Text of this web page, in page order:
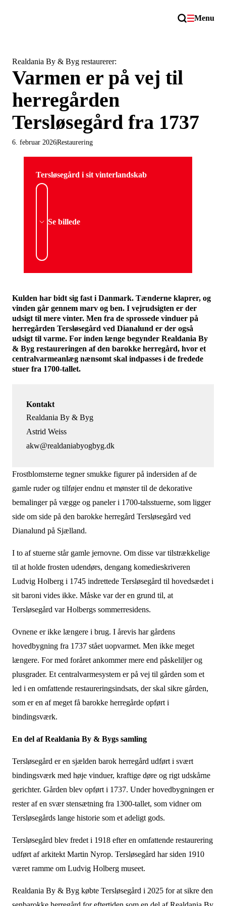
Menu
Realdania By & Byg restaurerer:
Varmen er på vej til
herregården
Tersløsegård fra 1737
Restaurering
6. februar 2026
Tersløsegård i sit vinterlandskab
Se billede
Kulden har bidt sig fast i Danmark. Tænderne klaprer, og
vinden går gennem marv og ben. I vejrudsigten er der
udsigt til mere vinter. Men fra de sprossede vinduer på
herregården Tersløsegård ved Dianalund er der også
udsigt til varme. For inden længe begynder Realdania By
& Byg restaureringen af den barokke herregård, hvor et
centralvarmeanlæg nænsomt skal indpasses i de fredede
stuer fra 1700-tallet.
Kontakt
Realdania By & Byg
Astrid Weiss
akw@realdaniabyogbyg.dk
Frostblomsterne tegner smukke figurer på indersiden af de
gamle ruder og tilføjer endnu et mønster til de dekorative
bemalinger på vægge og paneler i 1700-talsstuerne, som ligger
side om side på den barokke herregård Tersløsegård ved
Dianalund på Sjælland.
I to af stuerne står gamle jernovne. Om disse var tilstrækkelige
til at holde frosten udendørs, dengang komedieskriveren
Ludvig Holberg i 1745 indrettede Tersløsegård til hovedsædet i
sit baroni vides ikke. Måske var der en grund til, at
Tersløsegård var Holbergs sommerresidens.
Ovnene er ikke længere i brug. I årevis har gårdens
hovedbygning fra 1737 stået uopvarmet. Men ikke meget
længere. For med foråret ankommer mere end påskeliljer og
plusgrader. Et centralvarmesystem er på vej til gården som et
led i en omfattende restaureringsindsats, der skal sikre gården,
som er en af meget få barokke herregårde opført i
bindingsværk.
En del af Realdania By & Bygs samling
Tersløsegård er en sjælden barok herregård udført i svært
bindingsværk med høje vinduer, kraftige døre og rigt udskårne
gerichter. Gården blev opført i 1737. Under hovedbygningen er
rester af en svær stensætning fra 1300-tallet, som vidner om
Tersløsegårds lange historie som et adeligt gods.
Tersløsegård blev fredet i 1918 efter en omfattende restaurering
udført af arkitekt Martin Nyrop. Tersløsegård har siden 1910
været ramme om Ludvig Holberg museet.
Realdania By & Byg købte Tersløsegård i 2025 for at sikre den